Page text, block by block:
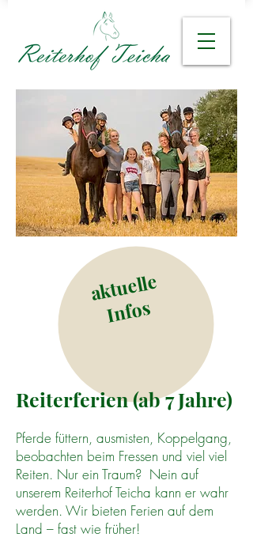
aktuelle
Infos
Reiterferien (ab 7 Jahre)
Pferde füttern, ausmisten, Koppelgang,
beobachten beim Fressen und viel viel
Reiten. Nur ein Traum? Nein auf
unserem Reiterhof Teicha kann er wahr
werden. Wir bieten Ferien auf dem
Land – fast wie früher!